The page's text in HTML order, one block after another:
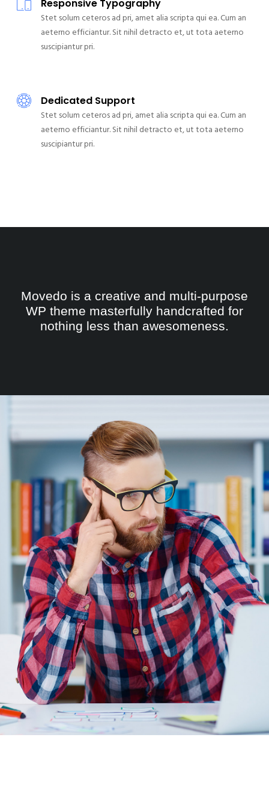
Responsive Typography
Stet solum ceteros ad pri, amet alia scripta qui ea. Cum an
aeterno efficiantur. Sit nihil detracto et, ut tota aeterno
suscipiantur pri.
Dedicated Support
Stet solum ceteros ad pri, amet alia scripta qui ea. Cum an
aeterno efficiantur. Sit nihil detracto et, ut tota aeterno
suscipiantur pri.
Movedo is a creative and multi-purpose
WP theme masterfully handcrafted for
nothing less than awesomeness.